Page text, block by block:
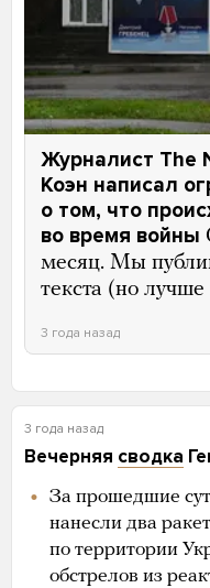
Журналист The
Коэн написал
о том, что
во время войны
месяц. Мы
текста (но
3 года назад
3 года назад
Вечерняя сводка
За прошедшие
нанесли два
по территории
обстрелов из